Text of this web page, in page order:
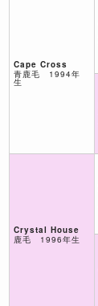
Cape Cross
青鹿毛 1994年
生
Crystal House
鹿毛 1996年生